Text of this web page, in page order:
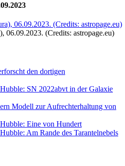
06.09.2023. (Credits: astropage.eu)
den dortigen
SN 2022abvt in der Galaxie
Modell zur Aufrechterhaltung von
Eine von Hundert
Am Rande des Tarantelnebels